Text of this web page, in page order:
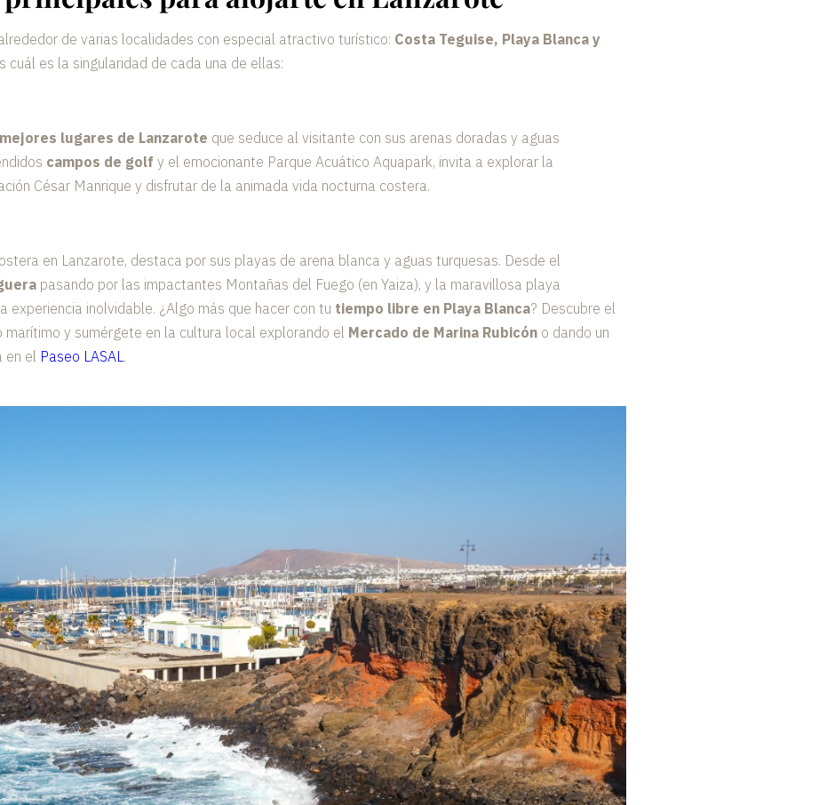
de varias localidades con especial atractivo turístico: Costa Teguise, Playa Blanca y
cuál es la singularidad de cada una de ellas:
lugares de Lanzarote que seduce al visitante con sus arenas doradas y aguas
campos de golf y el emocionante Parque Acuático Aquapark, invita a explorar la
César Manrique y disfrutar de la animada vida nocturna costera.
en Lanzarote, destaca por sus playas de arena blanca y aguas turquesas. Desde el
pasando por las impactantes Montañas del Fuego (en Yaiza), y la maravillosa playa
experiencia inolvidable. ¿Algo más que hacer con tu tiempo libre en Playa Blanca? Descubre el
marítimo y sumérgete en la cultura local explorando el Mercado de Marina Rubicón o dando un
en el Paseo LASAL.